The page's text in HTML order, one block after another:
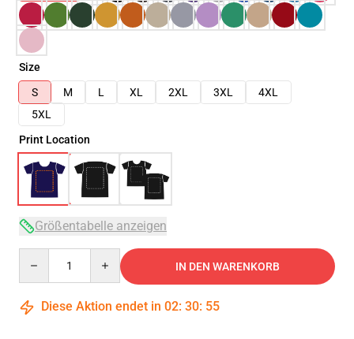
Size
S
M L XL 2XL 3XL
4XL
5XL
Print Location
Größentabelle anzeigen
IN DEN WARENKORB
Diese Aktion endet in 02: 30: 54